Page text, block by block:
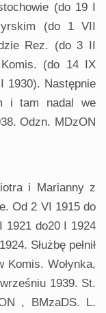
(do 19 I
(do 1 VII
Rez. (do 3 II
(do 14 IX
1930). Następnie
i tam nadal we
Odzn. MDzON
i Marianny z
Od 2 VI 1915 do
1921 do20 I 1924
Służbę pełnił
Wołynka,
1939. St.
, BMzaDS. L.